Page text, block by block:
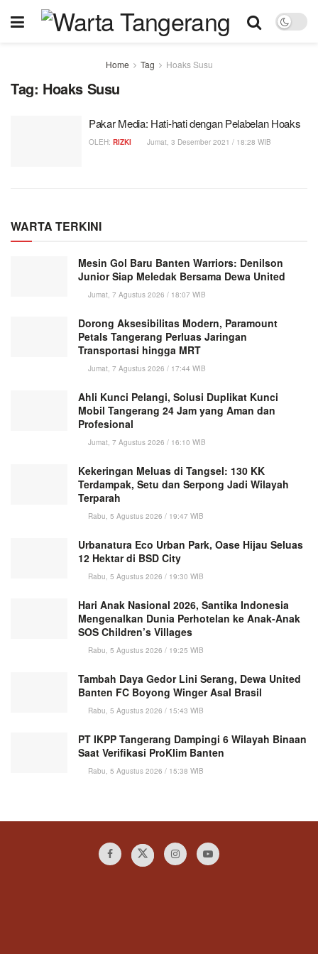
Home Tag Hoaks Susu
Tag: Hoaks Susu
Pakar Media: Hati-hati dengan Pelabelan Hoaks
OLEH: RIZKI Jumat, 3 Desember 2021 / 18:28 WIB
WARTA TERKINI
Mesin Gol Baru Banten Warriors: Denilson
Junior Siap Meledak Bersama Dewa United
Jumat, 7 Agustus 2026 / 18:07 WIB
Dorong Aksesibilitas Modern, Paramount
Petals Tangerang Perluas Jaringan
Transportasi hingga MRT
Jumat, 7 Agustus 2026 / 17:44 WIB
Ahli Kunci Pelangi, Solusi Duplikat Kunci
Mobil Tangerang 24 Jam yang Aman dan
Profesional
Jumat, 7 Agustus 2026 / 16:10 WIB
Kekeringan Meluas di Tangsel: 130 KK
Terdampak, Setu dan Serpong Jadi Wilayah
Terparah
Rabu, 5 Agustus 2026 / 19:47 WIB
Urbanatura Eco Urban Park, Oase Hijau Seluas
12 Hektar di BSD City
Rabu, 5 Agustus 2026 / 19:30 WIB
Hari Anak Nasional 2026, Santika Indonesia
Mengenalkan Dunia Perhotelan ke Anak-Anak
SOS Children’s Villages
Rabu, 5 Agustus 2026 / 19:25 WIB
Tambah Daya Gedor Lini Serang, Dewa United
Banten FC Boyong Winger Asal Brasil
Rabu, 5 Agustus 2026 / 15:43 WIB
PT IKPP Tangerang Dampingi 6 Wilayah Binaan
Saat Verifikasi ProKlim Banten
Rabu, 5 Agustus 2026 / 15:38 WIB